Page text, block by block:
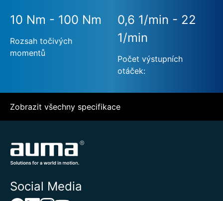
10 Nm - 100 Nm
Rozsah točivých
momentů
0,6 1/min - 22
1/min
Počet výstupních
otáček:
Zobrazit všechny specifikace
Social Media